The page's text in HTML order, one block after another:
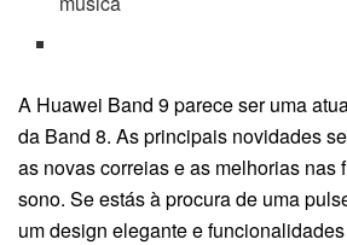
A Huawei Band 9 parece ser uma
da Band 8. As principais novidades
as novas correias e as melhorias nas
sono. Se estás à procura de uma
um design elegante e